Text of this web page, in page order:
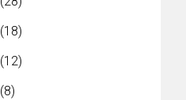
(18)
(12)
(8)